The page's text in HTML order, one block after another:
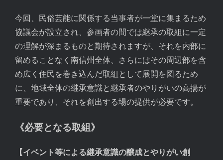
今回、民俗芸能に関係する当事者が一堂に集まるため
協議会が設立され、参画者の間では継承の取組に一定
の理解が深まるものと期待されますが、それを内部に
留めることなく南信州全体、さらにはその周辺部を含
め広く住民を巻き込んだ取組として展開を図るため
に、地域全体の継承意識と継承者のやりがいの高揚が
重要であり、それを創出する場の提供が必要です。
《必要となる取組》
【イベント等による継承意識の醸成とやりがい創